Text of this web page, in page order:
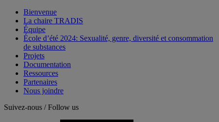
Bienvenue
La chaire TRADIS
Équipe
École d’été 2024: Sexualité, genre, diversité et consommation
de substances
Projets
Documentation
Ressources
Partenaires
Nous joindre
Suivez-nous / Follow us